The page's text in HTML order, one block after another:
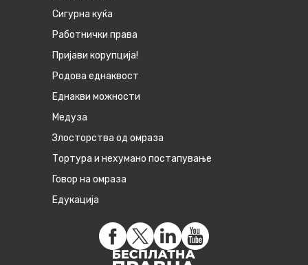
Сигурна куќа
Работнички права
Пријави корупција!
Родова еднаквост
Eднакви можности
Медуза
Злосторства од омраза
Тортура и нехумано постапување
Говор на омраза
Едукација